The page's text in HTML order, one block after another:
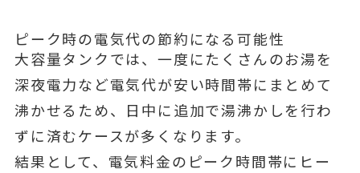
ピーク時の電気代の節約になる可能性
大容量タンクでは、一度にたくさんのお湯を
深夜電力など電気代が安い時間帯にまとめて
沸かせるため、日中に追加で湯沸かしを行わ
ずに済むケースが多くなります。
結果として、電気料金のピーク時間帯にヒー